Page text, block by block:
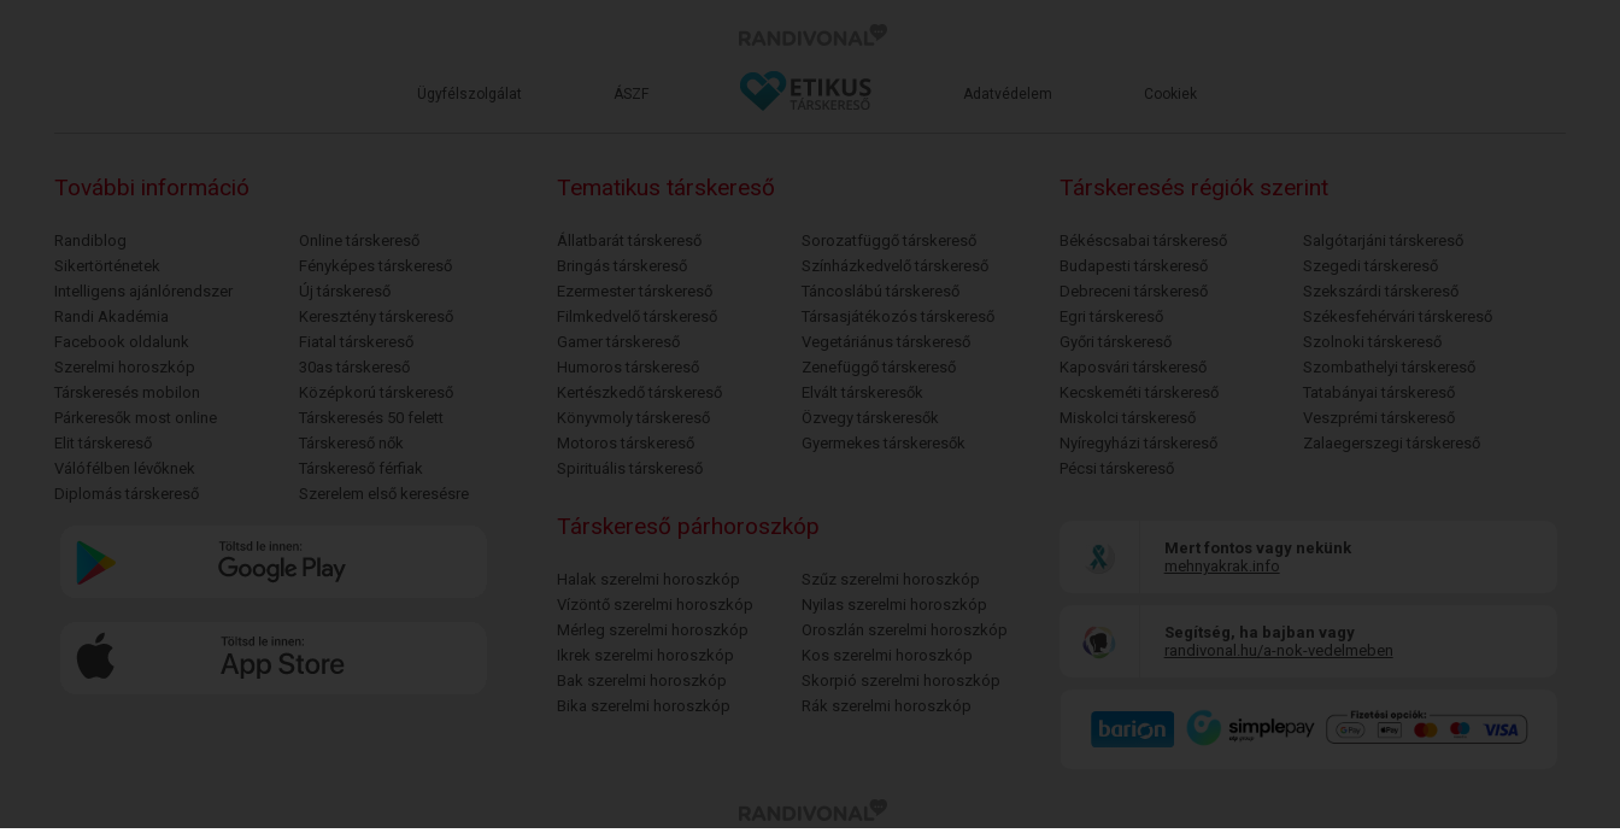
Ügyfélszolgálat ÁSZF Adatvédelem Cookiek
További információ
Randiblog
Sikertörténetek
Intelligens ajánlórendszer
Randi Akadémia
Facebook oldalunk
Szerelmi horoszkóp
Társkeresés mobilon
Párkeresők most online
Elit társkereső
Válófélben lévőknek
Diplomás társkereső
Online társkereső
Fényképes társkereső
Új társkereső
Keresztény társkereső
Fiatal társkereső
30as társkereső
Középkorú társkereső
Társkeresés 50 felett
Társkereső nők
Társkereső férfiak
Szerelem első keresésre
Tematikus társkereső
Állatbarát társkereső
Bringás társkereső
Ezermester társkereső
Filmkedvelő társkereső
Gamer társkereső
Humoros társkereső
Kertészkedő társkereső
Könyvmoly társkereső
Motoros társkereső
Spirituális társkereső
Sorozatfüggő társkereső
Színházkedvelő társkereső
Táncoslábú társkereső
Társasjátékozós társkereső
Vegetáriánus társkereső
Zenefüggő társkereső
Elvált társkeresők
Özvegy társkeresők
Gyermekes társkeresők
Társkeresés régiók szerint
Békéscsabai társkereső
Budapesti társkereső
Debreceni társkereső
Egri társkereső
Győri társkereső
Kaposvári társkereső
Kecskeméti társkereső
Miskolci társkereső
Nyíregyházi társkereső
Pécsi társkereső
Salgótarjáni társkereső
Szegedi társkereső
Szekszárdi társkereső
Székesfehérvári társkereső
Szolnoki társkereső
Szombathelyi társkereső
Tatabányai társkereső
Veszprémi társkereső
Zalaegerszegi társkereső
Társkereső párhoroszkóp
Halak szerelmi horoszkóp
Vízöntő szerelmi horoszkóp
Mérleg szerelmi horoszkóp
Ikrek szerelmi horoszkóp
Bak szerelmi horoszkóp
Bika szerelmi horoszkóp
Szűz szerelmi horoszkóp
Nyilas szerelmi horoszkóp
Oroszlán szerelmi horoszkóp
Kos szerelmi horoszkóp
Skorpió szerelmi horoszkóp
Rák szerelmi horoszkóp
Mert fontos vagy nekünk
mehnyakrak.info
Segítség, ha bajban vagy
randivonal.hu/a-nok-vedelmeben